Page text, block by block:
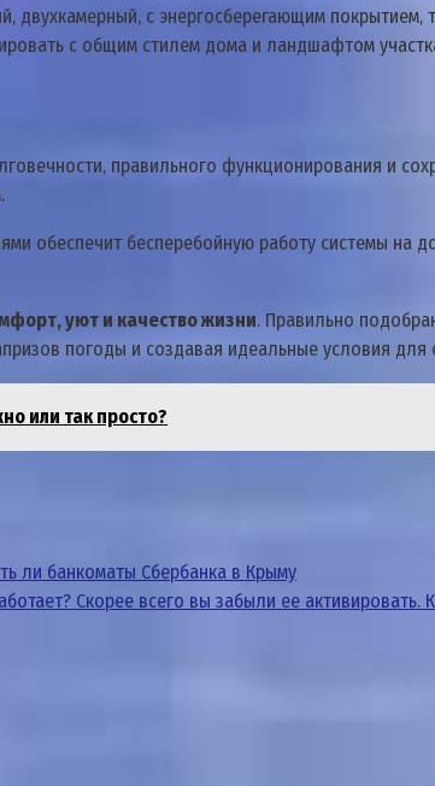
двухкамерный‚ с энергосберегающим
с общим стилем дома и ландшафтом
правильного функционирования и
обеспечит бесперебойную работу системы на
уют и качество жизни. Правильно
погоды и создавая идеальные условия
или так просто?
ли банкоматы Сбербанка в Крыму
Скорее всего вы забыли ее активировать.